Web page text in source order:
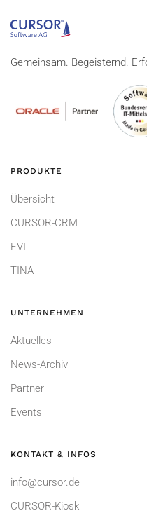
Gemeinsam. Begeisternd.
PRODUKTE
Übersicht
CURSOR-CRM
EVI
TINA
UNTERNEHMEN
Aktuelles
News-Archiv
Partner
Events
KONTAKT & INFOS
info@cursor.de
CURSOR-Kiosk